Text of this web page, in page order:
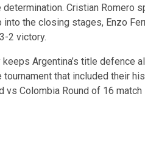
determination. Cristian Romero
into the closing stages, Enzo
2 victory.
keeps Argentina’s title defence
that included their
vs Colombia Round of 16